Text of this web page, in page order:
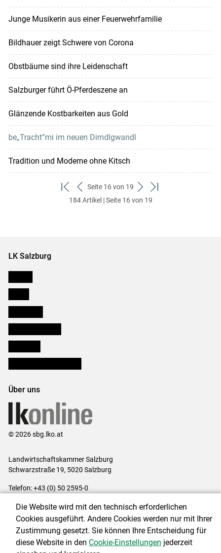
Junge Musikerin aus einer Feuerwehrfamilie
Bildhauer zeigt Schwere von Corona
Obstbäume sind ihre Leidenschaft
Salzburger führt Ö-Pferdeszene an
Glänzende Kostbarkeiten aus Gold
be„Tracht”mi im neuen Dirndlgwandl
Tradition und Moderne ohne Kitsch
zum
ersten
zurück
zum
Seite 16 von 19
weiter
zum
zum
184 Artikel | Seite 16 von 19
LK Salzburg
Über uns
© 2026 sbg.lko.at
Landwirtschaftskammer Salzburg
Schwarzstraße 19, 5020 Salzburg
Telefon: +43 (0) 50 2595-0
Impressum|Kontakt|Datenschutzerklärung|Barrierefreiheit|
Cookie-Einstellungen
Die Website wird mit den technisch erforderlichen
Cookies ausgeführt. Andere Cookies werden nur mit Ihrer
Zustimmung gesetzt. Sie können Ihre Entscheidung für
diese Website in den Cookie-Einstellungen jederzeit